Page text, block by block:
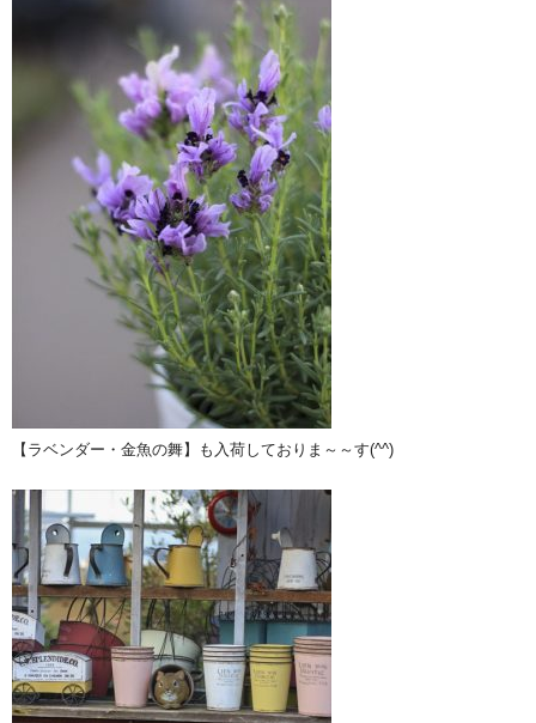
【ラベンダー・金魚の舞】も入荷しておりま～～す(^^)